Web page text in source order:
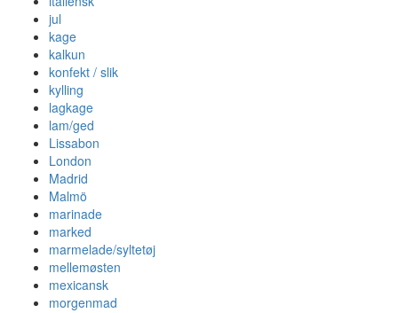
jul
kage
kalkun
konfekt / slik
kylling
lagkage
lam/ged
Lissabon
London
Madrid
Malmö
marinade
marked
marmelade/syltetøj
mellemøsten
mexicansk
morgenmad